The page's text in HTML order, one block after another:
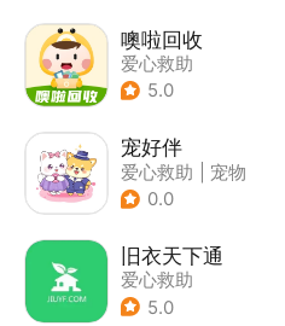
噢啦回收
爱心救助
5.0
宠好伴
爱心救助
宠物
0.0
旧衣天下通
爱心救助
5.0